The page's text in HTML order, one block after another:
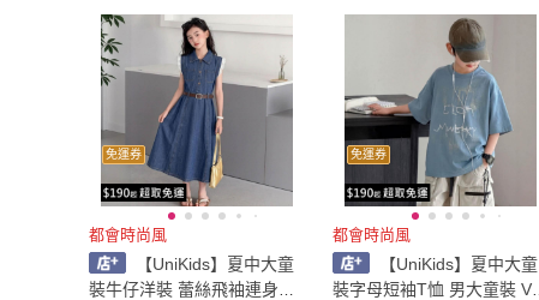
免運券
都會時尚風
【UniKids】夏中大童
裝牛仔洋裝 蕾絲飛袖連身裙
免運券
都會時尚風
【UniKids】夏中大童
裝字母短袖T恤 男大童裝 VP